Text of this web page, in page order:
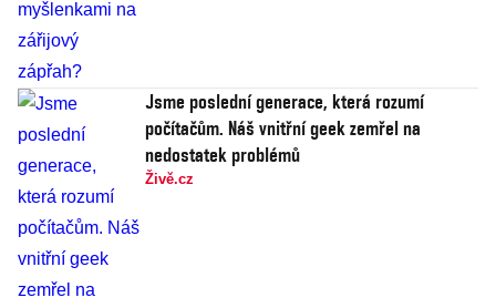
Jsme poslední generace, která rozumí
počítačům. Náš vnitřní geek zemřel na
nedostatek problémů
Živě.cz